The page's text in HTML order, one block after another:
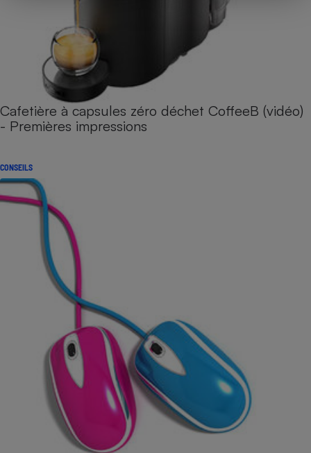
Cafetière à capsules zéro déchet CoffeeB (vidéo)
- Premières impressions
CONSEILS